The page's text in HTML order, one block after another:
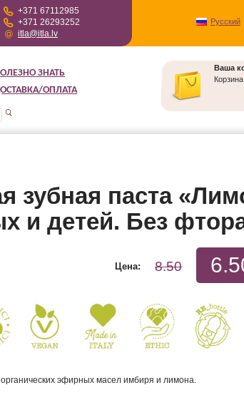
ЗНАТЬ
ОПЛАТА
Ваша
Корзина
+371 67112985
+371 26293252
itla@itla.lv
Русский
зубная паста
и детей. Без
8.50
Цена:
эфирных масел имбиря и лимона.